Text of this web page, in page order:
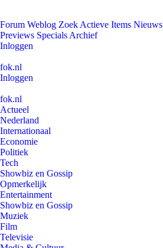
Forum Weblog Zoek Actieve Items Nieuws
Previews Specials Archief
Inloggen
fok.nl
Inloggen
fok.nl
Actueel
Nederland
Internationaal
Economie
Politiek
Tech
Showbiz en Gossip
Opmerkelijk
Entertainment
Showbiz en Gossip
Muziek
Film
Televisie